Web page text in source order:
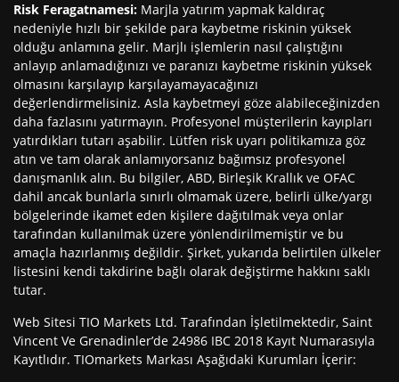
Risk Feragatnamesi: Marjla yatırım yapmak kaldıraç
nedeniyle hızlı bir şekilde para kaybetme riskinin yüksek
olduğu anlamına gelir. Marjlı işlemlerin nasıl çalıştığını
anlayıp anlamadığınızı ve paranızı kaybetme riskinin yüksek
olmasını karşılayıp karşılayamayacağınızı
değerlendirmelisiniz. Asla kaybetmeyi göze alabileceğinizden
daha fazlasını yatırmayın. Profesyonel müşterilerin kayıpları
yatırdıkları tutarı aşabilir. Lütfen risk uyarı politikamıza göz
atın ve tam olarak anlamıyorsanız bağımsız profesyonel
danışmanlık alın. Bu bilgiler, ABD, Birleşik Krallık ve OFAC
dahil ancak bunlarla sınırlı olmamak üzere, belirli ülke/yargı
bölgelerinde ikamet eden kişilere dağıtılmak veya onlar
tarafından kullanılmak üzere yönlendirilmemiştir ve bu
amaçla hazırlanmış değildir. Şirket, yukarıda belirtilen ülkeler
listesini kendi takdirine bağlı olarak değiştirme hakkını saklı
tutar.
Web Sitesi TIO Markets Ltd. Tarafından İşletilmektedir, Saint
Vincent Ve Grenadinler’de 24986 IBC 2018 Kayıt Numarasıyla
Kayıtlıdır. TIOmarkets Markası Aşağıdaki Kurumları İçerir: